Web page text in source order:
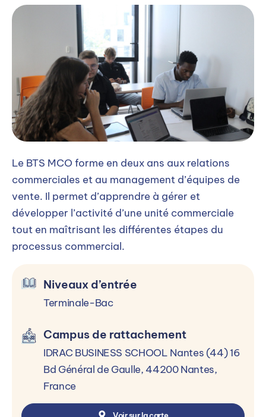
Le BTS MCO forme en deux ans aux relations
commerciales et au management d’équipes de
vente. Il permet d’apprendre à gérer et
développer l’activité d’une unité commerciale
tout en maîtrisant les différentes étapes du
processus commercial.
Niveaux d’entrée
Terminale-Bac
Campus de rattachement
IDRAC BUSINESS SCHOOL Nantes (44) 16
Bd Général de Gaulle, 44200 Nantes,
France